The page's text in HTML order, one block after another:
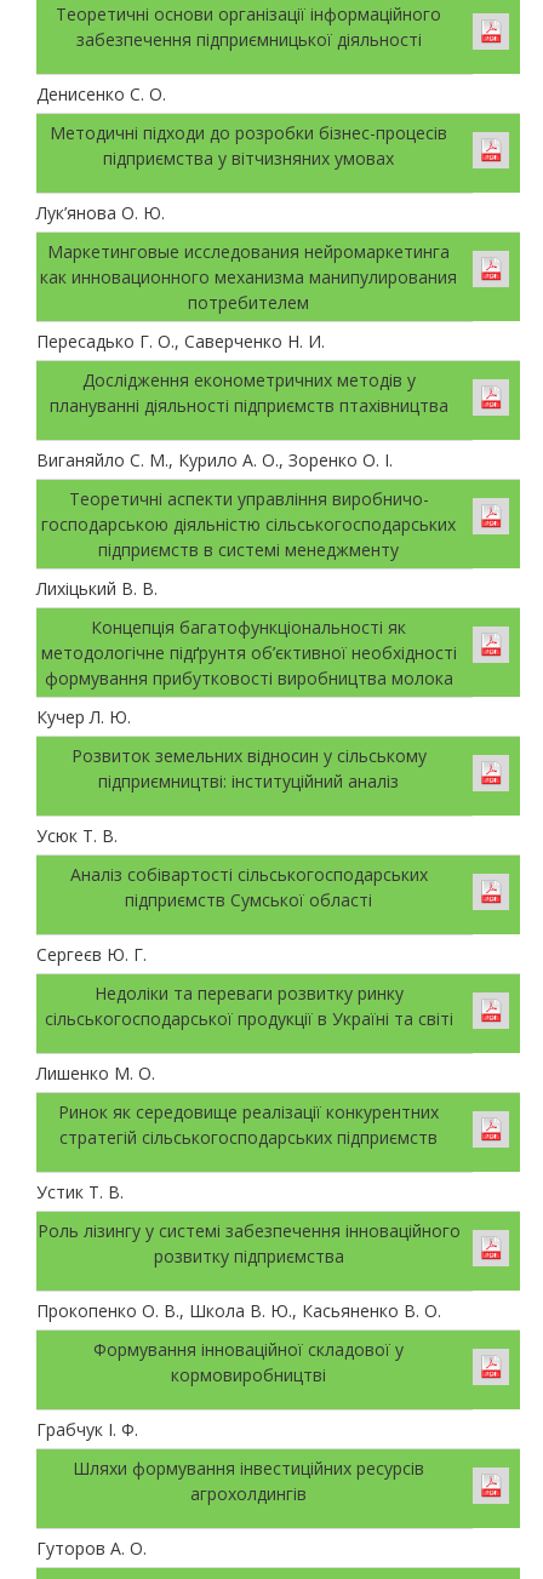
Теоретичні основи організації інформаційного
забезпечення підприємницької діяльності
Денисенко С. О.
Методичні підходи до розробки бізнес-процесів
підприємства у вітчизняних умовах
Лук’янова О. Ю.
Маркетинговые исследования нейромаркетинга
как инновационного механизма манипулирования
потребителем
Пересадько Г. О., Саверченко Н. И.
Дослідження економетричних методів у
плануванні діяльності підприємств птахівництва
Виганяйло С. М., Курило А. О., Зоренко О. І.
Теоретичні аспекти управління виробничо-
господарською діяльністю сільськогосподарських
підприємств в системі менеджменту
Лихіцький В. В.
Концепція багатофункціональності як
методологічне підґрунтя об’єктивної необхідності
формування прибутковості виробництва молока
Кучер Л. Ю.
Розвиток земельних відносин у сільському
підприємництві: інституційний аналіз
Усюк Т. В.
Аналіз собівартості сільськогосподарських
підприємств Сумської області
Сергеєв Ю. Г.
Недоліки та переваги розвитку ринку
сільськогосподарської продукції в Україні та світі
Лишенко М. О.
Ринок як середовище реалізації конкурентних
стратегій сільськогосподарських підприємств
Устик Т. В.
Роль лізингу у системі забезпечення інноваційного
розвитку підприємства
Прокопенко О. В., Школа В. Ю., Касьяненко В. О.
Формування інноваційної складової у
кормовиробництві
Грабчук І. Ф.
Шляхи формування інвестиційних ресурсів
агрохолдингів
Гуторов А. О.